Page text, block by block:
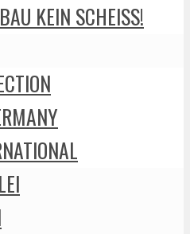
KEIN SCHEISS!